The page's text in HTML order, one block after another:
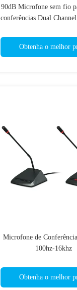
90dB Microfone sem fio
conferências Dual
Obtenha o melhor
Microfone de
100hz-16khz
Obtenha o melhor